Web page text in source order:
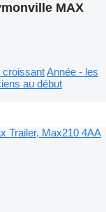
MAX
croissantAnnée - les
au début